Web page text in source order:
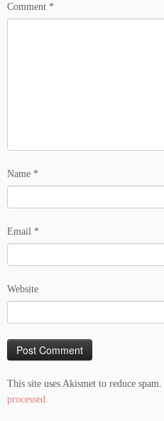
Comment *
Name *
Email *
Website
This site uses Akismet to reduce spam.
processed.